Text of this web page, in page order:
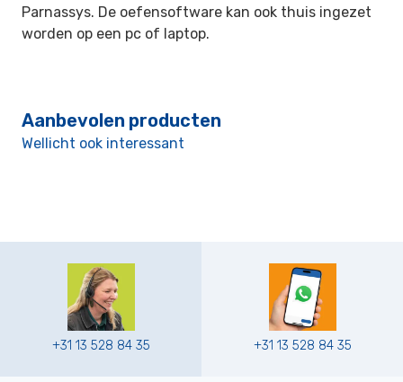
Parnassys. De oefensoftware kan ook thuis ingezet
worden op een pc of laptop.
Aanbevolen producten
Wellicht ook interessant
+31 13 528 84 35 +31 13 528 84 35